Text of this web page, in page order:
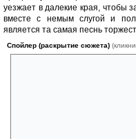
уезжает в далекие края, чтобы
вместе с немым слугой и
является та самая песнь
Спойлер (раскрытие сюжета)